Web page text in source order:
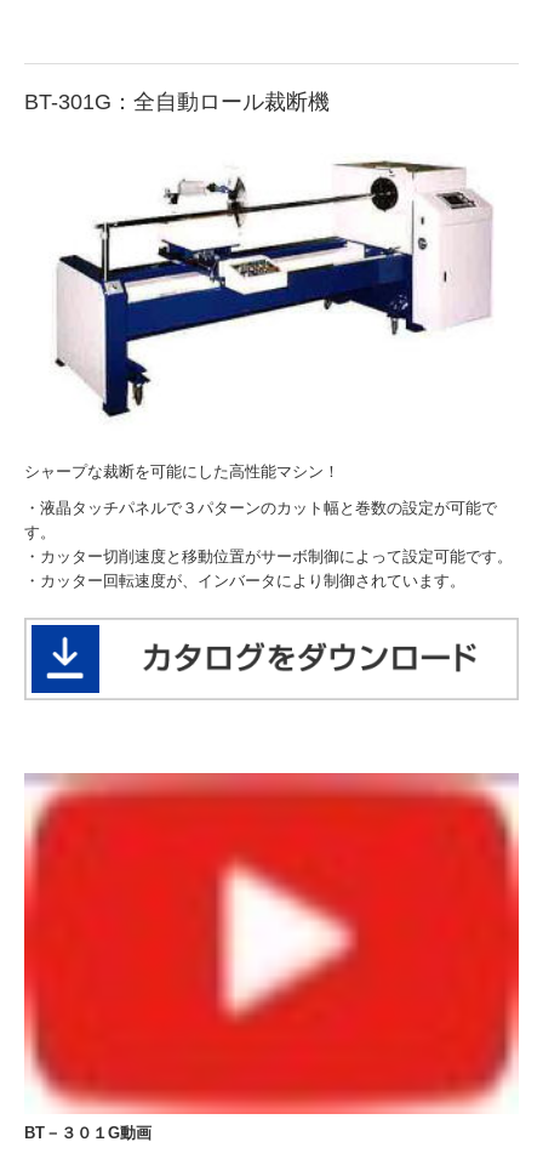
BT-301G：全自動ロール裁断機
シャープな裁断を可能にした高性能マシン！
・液晶タッチパネルで３パターンのカット幅と巻数の設定が可能で
す。
・カッター切削速度と移動位置がサーボ制御によって設定可能です。
・カッター回転速度が、インバータにより制御されています。
BT－３０１G動画